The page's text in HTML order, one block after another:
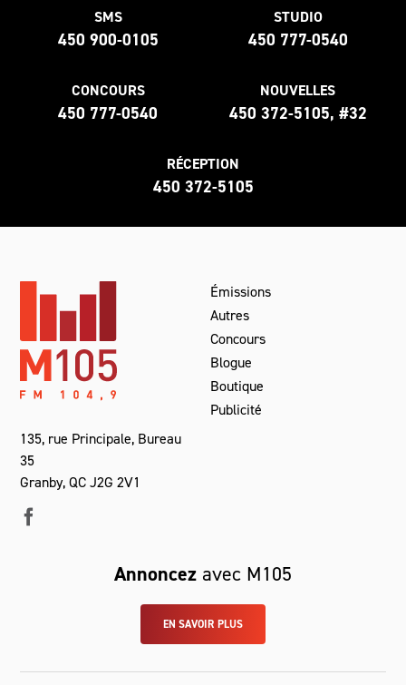
SMS
450 900-0105
STUDIO
450 777-0540
CONCOURS
450 777-0540
NOUVELLES
450 372-5105, #32
RÉCEPTION
450 372-5105
135, rue Principale, Bureau
35
Granby, QC J2G 2V1
Émissions
Autres
Concours
Blogue
Boutique
Publicité
Annoncez avec M105
EN SAVOIR PLUS